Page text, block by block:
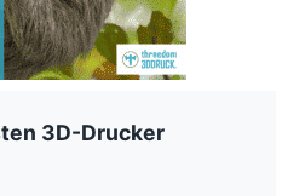
3D-Drucker